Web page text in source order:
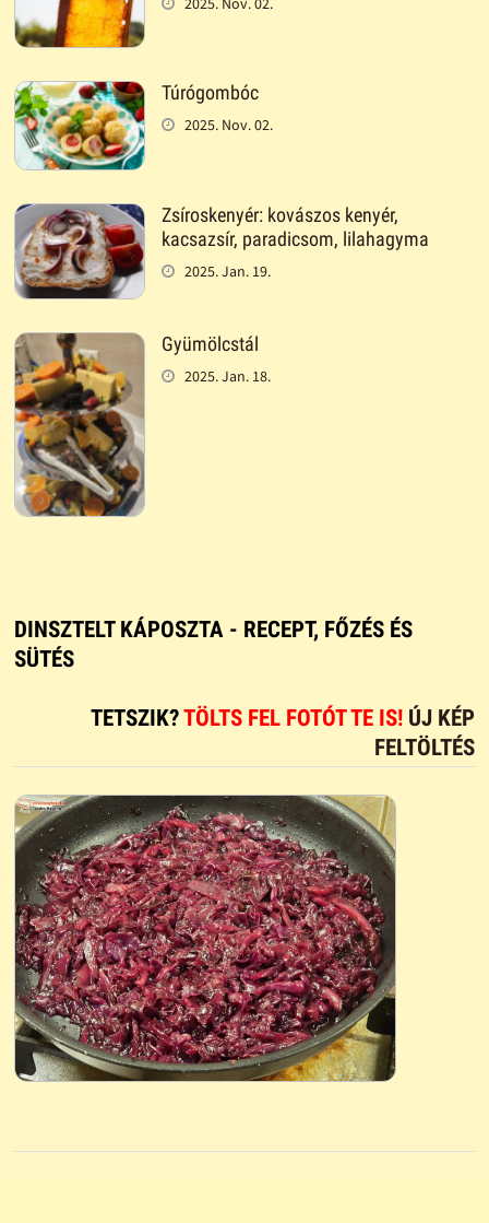
Túrógombóc
2025. Nov. 02.
Zsíroskenyér: kovászos kenyér,
kacsazsír, paradicsom, lilahagyma
2025. Jan. 19.
Gyümölcstál
2025. Jan. 18.
DINSZTELT KÁPOSZTA - RECEPT, FŐZÉS ÉS
SÜTÉS
TETSZIK?TÖLTS FEL FOTÓT TE IS! ÚJ KÉP
FELTÖLTÉS